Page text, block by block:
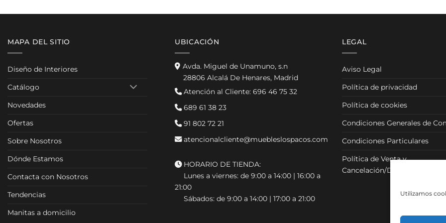
Utilizamos
MAPA DEL SITIO
Diseño de Interiores
Catálogo
Novedades
Ofertas
Sobre Nosotros
Dónde Estamos
Contacta con Nosotros
Tendencias
Manitas a domicilio
UBICACIÓN
Avda. Miguel de Unamuno, s.n
28806 Alcalá De Henares, Madrid
Atención al Cliente: 696 46 75 32
689 61 38 23
91 802 72 21
atencionalcliente@muebleslospacos.com
HORARIO DE TIENDA:
Lunes a viernes: de 9:00 a 14:00 | 16:00 a
21:00
Sábados: de 9:00 a 14:00 | 17:00 a 21:00
LEGAL
Aviso Legal
Política de privacidad
Política de cookies
Condiciones Generales de
Condiciones Particulares
Política de Venta y
Cancelación/Devolución